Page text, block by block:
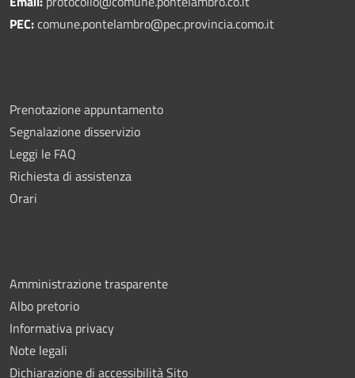
PEC:comune.pontelambro@pec.provincia.como.it
Prenotazione appuntamento
Segnalazione disservizio
Leggi le FAQ
Richiesta di assistenza
Orari
Amministrazione trasparente
Albo pretorio
Informativa privacy
Note legali
Dichiarazione di accessibilità Sito